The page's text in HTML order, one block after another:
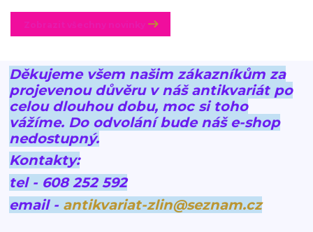
Děkujeme všem našim zákazníkům za
projevenou důvěru v náš antikvariát po
celou dlouhou dobu, moc si toho
vážíme. Do odvolání bude náš e-shop
nedostupný.
Kontakty:
tel - 608 252 592
email - antikvariat-zlin@seznam.cz